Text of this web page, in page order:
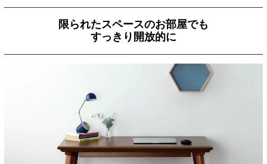
限られたスペースのお部屋でも
すっきり開放的に